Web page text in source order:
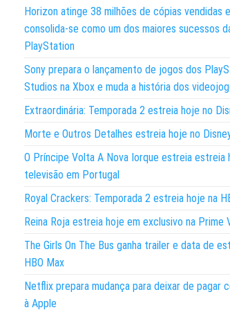
Horizon atinge 38 milhões de cópias vendidas e
consolida-se como um dos maiores sucessos
PlayStation
Sony prepara o lançamento de jogos dos
Studios na Xbox e muda a história dos
Extraordinária: Temporada 2 estreia hoje no
Morte e Outros Detalhes estreia hoje no
O Príncipe Volta A Nova Iorque estreia estreia
televisão em Portugal
Royal Crackers: Temporada 2 estreia hoje na
Reina Roja estreia hoje em exclusivo na Prime
The Girls On The Bus ganha trailer e data de
HBO Max
Netflix prepara mudança para deixar de pagar
à Apple